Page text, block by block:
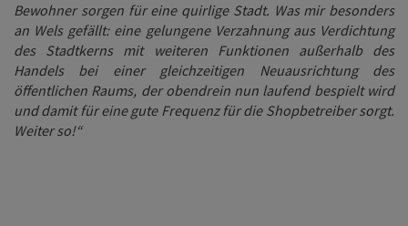
Bewohner sorgen für eine quirlige Stadt. Was mir besonders
an Wels gefällt: eine gelungene Verzahnung aus Verdichtung
des Stadtkerns mit weiteren Funktionen außerhalb des
Handels bei einer gleichzeitigen Neuausrichtung des
öffentlichen Raums, der obendrein nun laufend bespielt wird
und damit für eine gute Frequenz für die Shopbetreiber sorgt.
Weiter so!“